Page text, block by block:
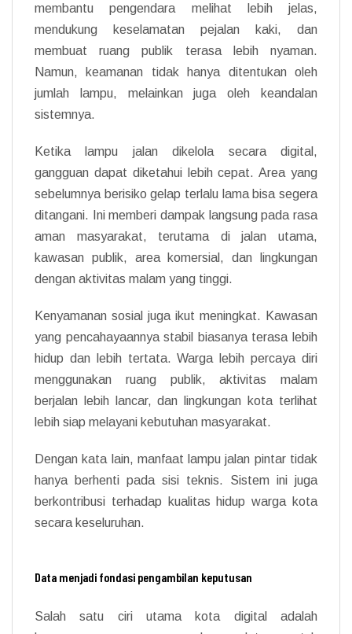
membantu pengendara melihat lebih jelas,
mendukung keselamatan pejalan kaki, dan
membuat ruang publik terasa lebih nyaman.
Namun, keamanan tidak hanya ditentukan oleh
jumlah lampu, melainkan juga oleh keandalan
sistemnya.
Ketika lampu jalan dikelola secara digital,
gangguan dapat diketahui lebih cepat. Area yang
sebelumnya berisiko gelap terlalu lama bisa segera
ditangani. Ini memberi dampak langsung pada rasa
aman masyarakat, terutama di jalan utama,
kawasan publik, area komersial, dan lingkungan
dengan aktivitas malam yang tinggi.
Kenyamanan sosial juga ikut meningkat. Kawasan
yang pencahayaannya stabil biasanya terasa lebih
hidup dan lebih tertata. Warga lebih percaya diri
menggunakan ruang publik, aktivitas malam
berjalan lebih lancar, dan lingkungan kota terlihat
lebih siap melayani kebutuhan masyarakat.
Dengan kata lain, manfaat lampu jalan pintar tidak
hanya berhenti pada sisi teknis. Sistem ini juga
berkontribusi terhadap kualitas hidup warga kota
secara keseluruhan.
Data menjadi fondasi pengambilan keputusan
Salah satu ciri utama kota digital adalah